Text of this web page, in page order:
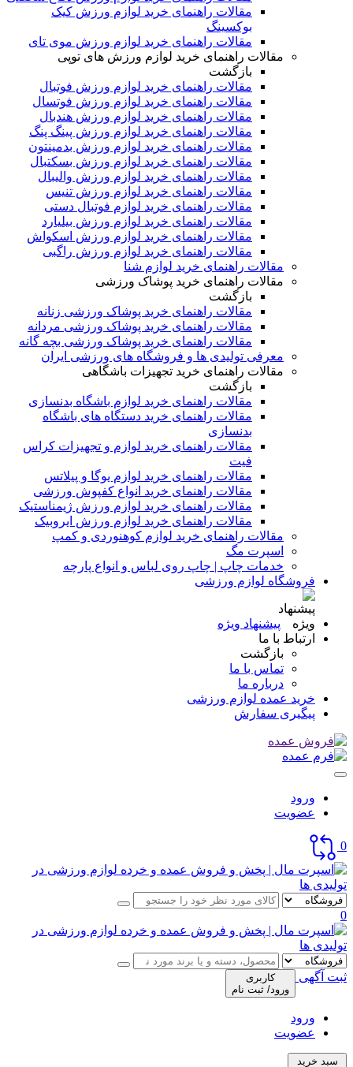
مقالات راهنمای خرید لوازم ورزش کیک
بوکسینگ
مقالات راهنمای خرید لوازم ورزش موی تای
مقالات راهنمای خرید لوازم ورزش های توپی
بازگشت
مقالات راهنمای خرید لوازم ورزش فوتبال
مقالات راهنمای خرید لوازم ورزش فوتسال
مقالات راهنمای خرید لوازم ورزش هندبال
مقالات راهنمای خرید لوازم ورزش پینگ پنگ
مقالات راهنمای خرید لوازم ورزش بدمینتون
مقالات راهنمای خرید لوازم ورزش بسکتبال
مقالات راهنمای خرید لوازم ورزش والیبال
مقالات راهنمای خرید لوازم ورزش تنیس
مقالات راهنمای خرید لوازم فوتبال دستی
مقالات راهنمای خرید لوازم ورزش بیلیارد
مقالات راهنمای خرید لوازم ورزش اسکواش
مقالات راهنمای خرید لوازم ورزش راگبی
مقالات راهنمای خرید لوازم شنا
مقالات راهنمای خرید پوشاک ورزشی
بازگشت
مقالات راهنمای خرید پوشاک ورزشی زنانه
مقالات راهنمای خرید پوشاک ورزشی مردانه
مقالات راهنمای خرید پوشاک ورزشی بچه گانه
معرفی تولیدی ها و فروشگاه های ورزشی ایران
مقالات راهنمای خرید تجهیزات باشگاهی
بازگشت
مقالات راهنمای خرید لوازم باشگاه بدنسازی
مقالات راهنمای خرید دستگاه های باشگاه
بدنسازی
مقالات راهنمای خرید لوازم و تجهیزات کراس
فیت
مقالات راهنمای خرید لوازم یوگا و پیلاتس
مقالات راهنمای خرید انواع کفپوش ورزشی
مقالات راهنمای خرید لوازم ورزش ژیمناستیک
مقالات راهنمای خرید لوازم ورزش ایروبیک
مقالات راهنمای خرید لوازم کوهنوردی و کمپ
اسپرت مگ
خدمات چاپ | چاپ روی لباس و انواع پارچه
فروشگاه لوازم ورزشی
پیشنهاد ویژه
ارتباط با ما
بازگشت
تماس با ما
درباره ما
خرید عمده لوازم ورزشی
پیگیری سفارش
ورود
عضویت
0
0
ثبت آگهی
کاربری
ورود/ ثبت نام
ورود
عضویت
سبد خرید